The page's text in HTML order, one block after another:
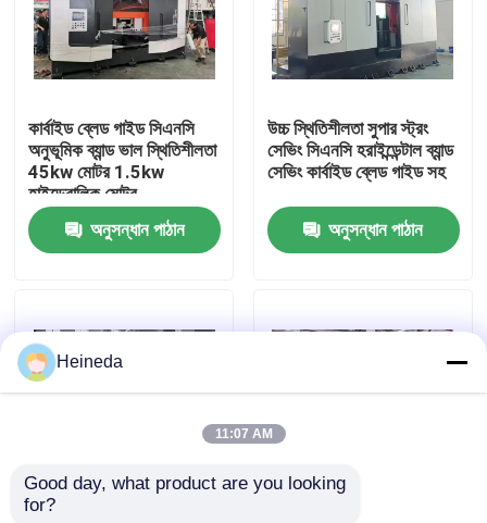
আমাদের সম্পর্কে
মান নিয়ন্ত্রণ
যোগাযোগ করুন
উদ্ধৃতির জন্য আবেদন
CNC ব্যান্ড করাত
কার্বাইড ব্লেড গাইড সিএনসি
অনুভূমিক ব্যান্ড ভাল স্থিতিশীলতা
45kw মোটর 1.5kw
হাইড্রোলিক মোটর
অনুসন্ধান পাঠান
উচ্চ স্থিতিশীলতা সুপার স্ট্রং
সেভিং সিএনসি হরাইন্ডেন্টাল ব্যান্ড
সেভিং কার্বাইড ব্লেড গাইড সহ
অনুসন্ধান পাঠান
প্রোফাইল শীট কাটিং 600 মিমি
Heineda
11:07 AM
Good day, what product are you looking
for?